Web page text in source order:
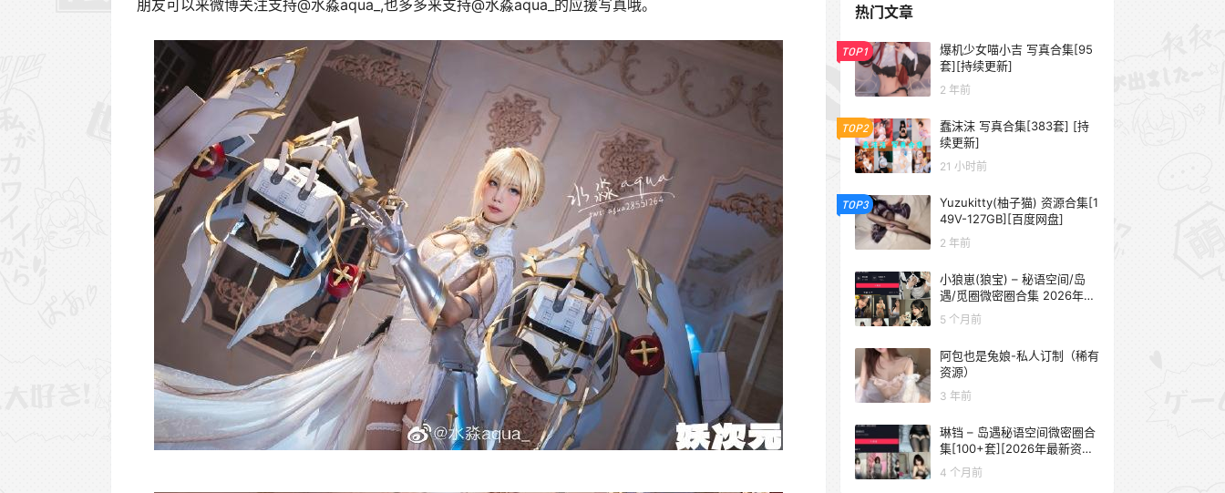
朋友可以来微博关注支持@水淼aqua_,也多多来支持@水淼aqua_的应援写真哦。
热门文章
TOP1
爆机少女喵小吉 写真合集[95
套][持续更新]
2 年前
TOP2
蠢沫沫 写真合集[383套] [持
续更新]
21 小时前
TOP3
Yuzukitty(柚子猫) 资源合集[1
49V-127GB][百度网盘]
2 年前
小狼崽(狼宝) – 秘语空间/岛
遇/觅圈微密圈合集 2026年抖
音资源更新中
5 个月前
阿包也是兔娘-私人订制（稀有
资源）
3 年前
琳铛 – 岛遇秘语空间微密圈合
集[100+套][2026年最新资源
更新中]
4 个月前